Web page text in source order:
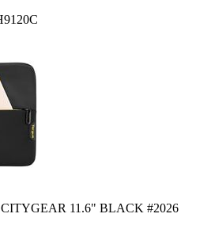
11.6" BLACK #2026